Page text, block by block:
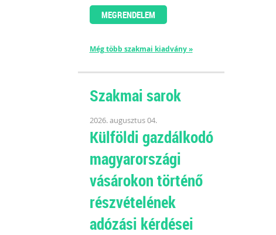
MEGRENDELEM
Még több szakmai kiadvány »
Szakmai sarok
2026. augusztus 04.
Külföldi gazdálkodó
magyarországi
vásárokon történő
részvételének
adózási kérdései